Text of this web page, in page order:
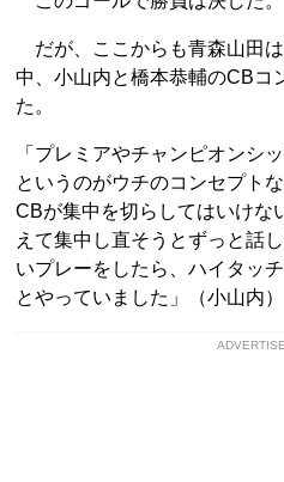
だが、ここからも青森山田
中、小山内と橋本恭輔のCBコ
た。
「プレミアやチャンピオンシ
というのがウチのコンセプト
CBが集中を切らしてはいけな
えて集中し直そうとずっと話
いプレーをしたら、ハイタッ
とやっていました」（小山内）